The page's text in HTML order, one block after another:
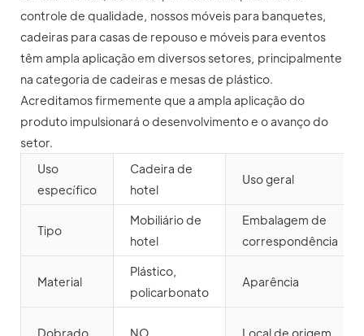
controle de qualidade, nossos móveis para banquetes,
cadeiras para casas de repouso e móveis para eventos
têm ampla aplicação em diversos setores, principalmente
na categoria de cadeiras e mesas de plástico.
Acreditamos firmemente que a ampla aplicação do
produto impulsionará o desenvolvimento e o avanço do
setor.
Uso
específico
Cadeira de
hotel
Uso geral
Tipo
Mobiliário de
hotel
Embalagem de
correspondência
Material
Plástico,
policarbonato
Aparência